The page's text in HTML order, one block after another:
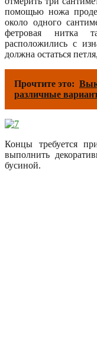
помощью ножа
около одного
фетровая нитка
расположились с
должна остаться
Прочтите это:
различные
Концы требуется
выполнить
бусиной.